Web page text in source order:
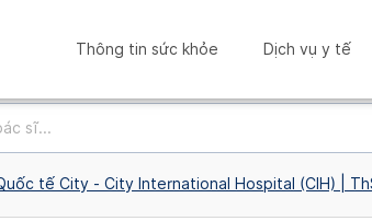
Thông tin sức khỏe Dịch vụ y tế
tế City - City International Hospital (CIH) |